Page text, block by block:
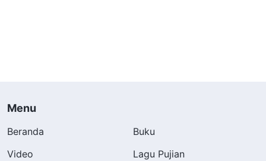
Menu
Beranda
Buku
Video
Lagu Pujian